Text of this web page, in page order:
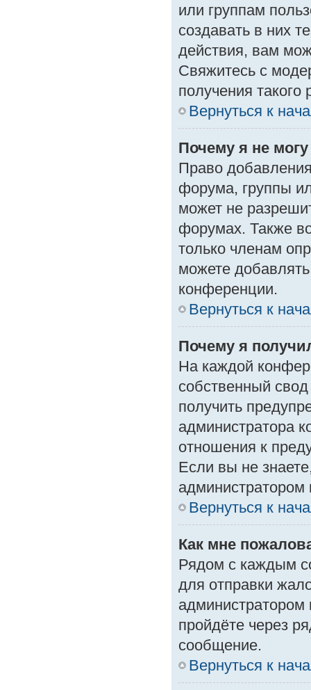
или группам
создавать в них
действия, вам
Свяжитесь с
получения такого
Вернуться к
Почему я не
Право
форума, группы
может не
форумах. Также
только членам
можете
конференции.
Вернуться к
Почему я
На каждой
собственный
получить
администратора
отношения к
Если вы не
Вернуться к
Как мне
Рядом с каждым
для отправки
пройдёте через
сообщение.
Вернуться к